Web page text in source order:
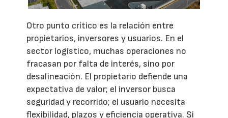
Otro punto crítico es la relación entre
propietarios, inversores y usuarios. En el
sector logístico, muchas operaciones no
fracasan por falta de interés, sino por
desalineación. El propietario defiende una
expectativa de valor; el inversor busca
seguridad y recorrido; el usuario necesita
flexibilidad, plazos y eficiencia operativa. Si